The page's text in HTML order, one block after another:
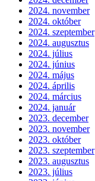
2024. november
2024. október
2024. szeptember
2024. augusztus
2024. július
2024. június
2024. május
2024. április
2024. március
2024. január
2023. december
2023. november
2023. október
2023. szeptember
2023. augusztus
2023. július